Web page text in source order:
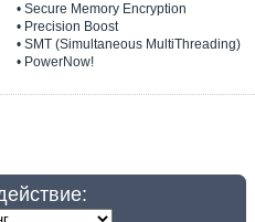
• Secure Memory Encryption
• Precision Boost
• SMT (Simultaneous MultiThreading)
• PowerNow!